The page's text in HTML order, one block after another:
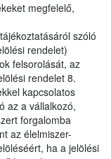
megfelelő,
szóló
rendelet)
felsorolását, az
rendelet 8.
kapcsolatos
az a vállalkozó,
forgalomba
az élelmiszer-
ha a jelölési